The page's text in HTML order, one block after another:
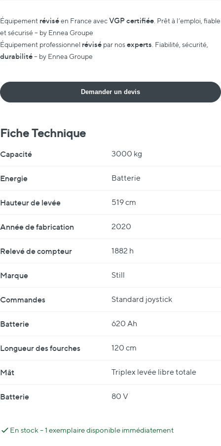
Équipement réviséen France avecVGP certifiée . Prêt à l’emploi, fiable
et sécurisé – by Ennea Groupe
Équipement professionnel révisé par nosexperts . Fiabilité, sécurité,
durabilité– by Ennea Groupe
Demander un devis
Fiche Technique
Capacité 3000 kg
Energie Batterie
Hauteur de levée 519 cm
Année de fabrication 2020
Relevé de compteur 1882 h
Marque Still
Commandes Standard joystick
Batterie 620 Ah
Longueur des fourches 120 cm
Mât Triplex levée libre totale
Batterie 80 V
En stock – 1 exemplaire disponible immédiatement